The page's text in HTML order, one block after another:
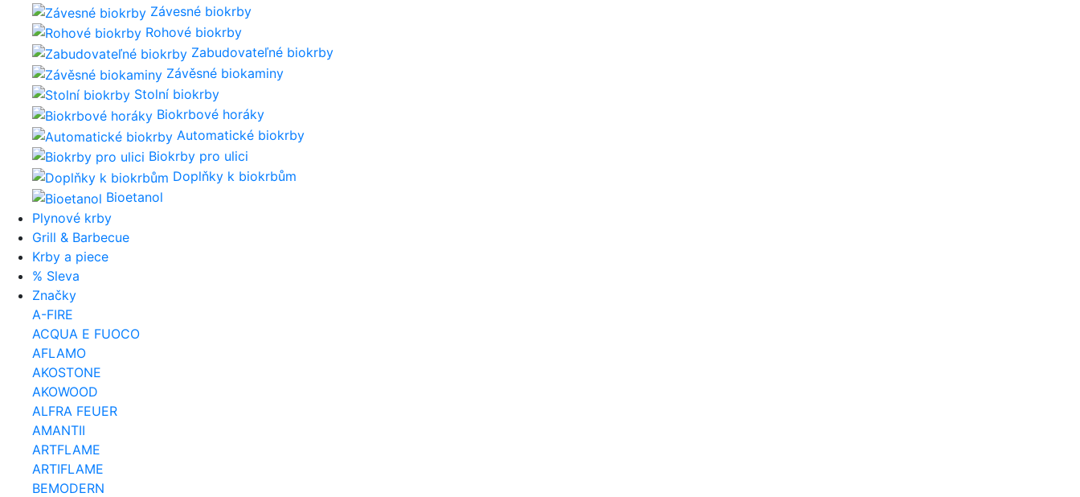
Závesné biokrby
Rohové biokrby
Zabudovateľné biokrby
Závěsné biokaminy
Stolní biokrby
Biokrbové horáky
Automatické biokrby
Biokrby pro ulici
Doplňky k biokrbům
Bioetanol
Plynové krby
Grill & Barbecue
Krby a piece
% Sleva
Značky
A-FIRE
ACQUA E FUOCO
AFLAMO
AKOSTONE
AKOWOOD
ALFRA FEUER
AMANTII
ARTFLAME
ARTIFLAME
BEMODERN